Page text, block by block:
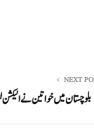
NEXT
بلوچستان میں خواتین نے الیکشن